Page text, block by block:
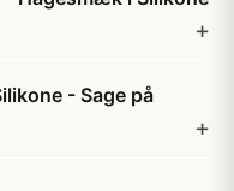
- Sage på